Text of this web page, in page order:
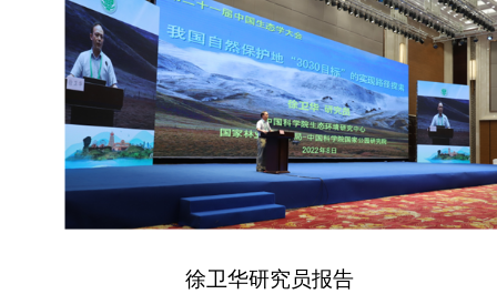
徐卫华研究员报告